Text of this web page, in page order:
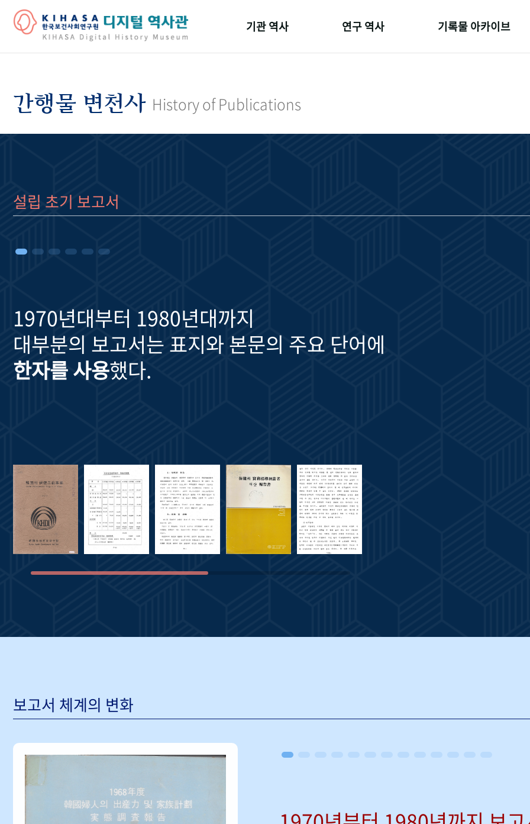
기관 역사
기관 변천사
연구 역사 기록물 아카이브
간행물 변천사 History of Publications
설립 초기 보고서
1970년대부터 1980년대까지
대부분의 보고서는 표지와 본문의 주요 단어에
한자를 사용했다.
보고서 체계의 변화